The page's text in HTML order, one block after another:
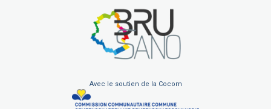
Avec le soutien de la Cocom